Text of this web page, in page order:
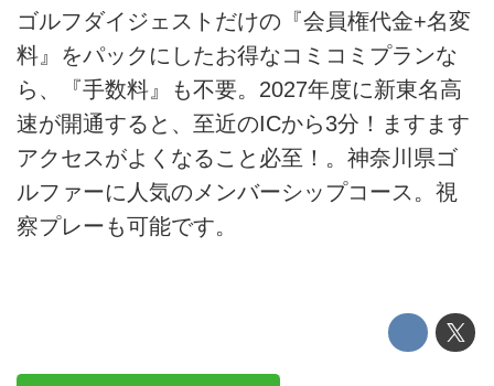
ゴルフダイジェストだけの『会員権代金+名変
料』をパックにしたお得なコミコミプランな
ら、『手数料』も不要。2027年度に新東名高
速が開通すると、至近のICから3分！ますます
アクセスがよくなること必至！。神奈川県ゴ
ルファーに人気のメンバーシップコース。視
察プレーも可能です。